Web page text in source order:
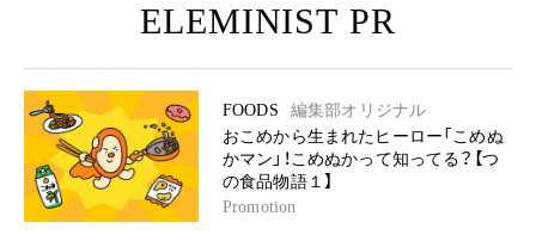
ELEMINIST PR
FOODS
編集部オリジナル
おこめから生まれたヒーロー「こめぬ
かマン」！こめぬかって知ってる？【つ
の食品物語１】
Promotion